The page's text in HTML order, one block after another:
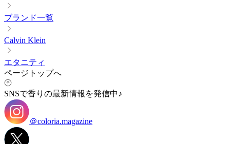
ブランド一覧
Calvin Klein
エタニティ
ページトップへ
SNSで香りの最新情報を発信中♪
＠coloria.magazine